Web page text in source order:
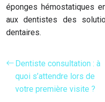
éponges hémostatiques
aux dentistes des
dentaires.
Dentiste consultation : à
quoi s’attendre lors de
votre première visite ?